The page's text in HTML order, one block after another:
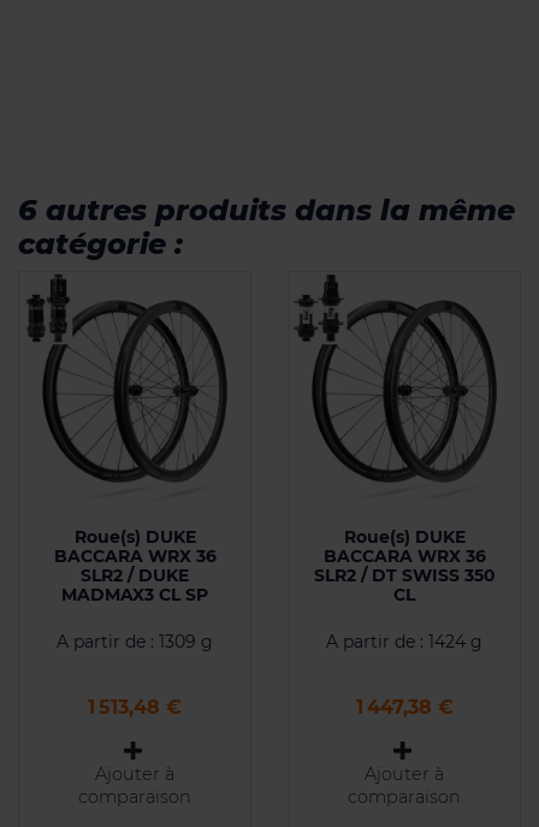
6 autres produits dans la même
catégorie :
Roue(s) DUKE
BACCARA WRX 36
SLR2 / DUKE
MADMAX3 CL SP
A partir de : 1309 g
Prix
1 513,48 €
Ajouter à
comparaison
Roue(s) DUKE
BACCARA WRX 36
SLR2 / DT SWISS 350
CL
A partir de : 1424 g
Prix
1 447,38 €
Ajouter à
comparaison